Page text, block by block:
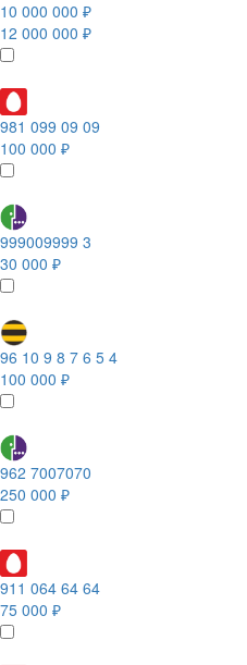
10 000 000 ₽
12 000 000 ₽
981 099 09 09
100 000 ₽
999009999 3
30 000 ₽
96 10 9 8 7 6 5 4
100 000 ₽
962 7007070
250 000 ₽
911 064 64 64
75 000 ₽